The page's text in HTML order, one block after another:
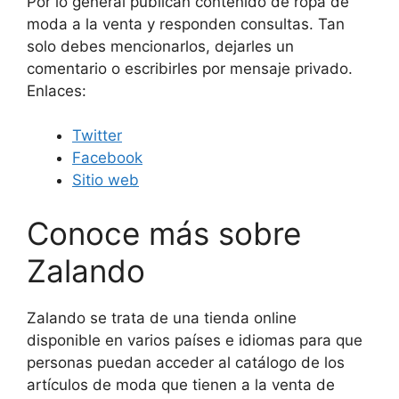
moda a la venta y responden consultas. Tan
solo debes mencionarlos, dejarles un
comentario o escribirles por mensaje privado.
Enlaces:
Twitter
Facebook
Sitio web
Conoce más sobre
Zalando
Zalando se trata de una tienda online
disponible en varios países e idiomas para que
personas puedan acceder al catálogo de los
artículos de moda que tienen a la venta de